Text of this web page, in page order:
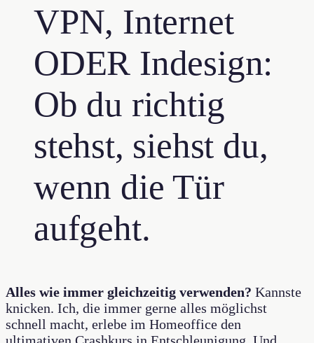
VPN, Internet
ODER Indesign:
Ob du richtig
stehst, siehst du,
wenn die Tür
aufgeht.
Alles wie immer gleichzeitig verwenden? Kannste
knicken. Ich, die immer gerne alles möglichst
schnell macht, erlebe im Homeoffice den